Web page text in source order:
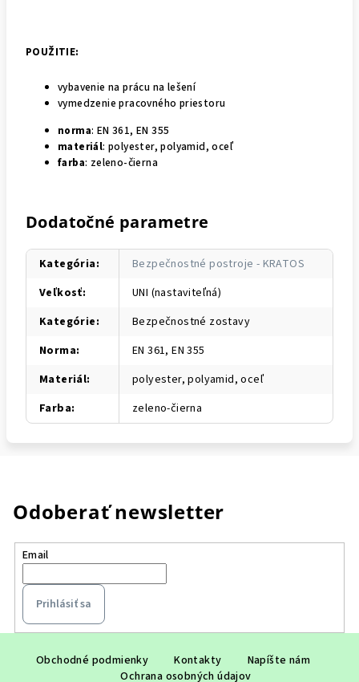
POUŽITIE:
vybavenie na prácu na lešení
vymedzenie pracovného priestoru
norma: EN 361, EN 355
materiál: polyester, polyamid, oceľ
farba: zeleno-čierna
Dodatočné parametre
Kategória:
Bezpečnostné postroje - KRATOS
Veľkosť:
UNI (nastaviteľná)
Kategórie:
Bezpečnostné zostavy
Norma:
EN 361, EN 355
Materiál:
polyester, polyamid, oceľ
Farba: zeleno-čierna
Odoberať newsletter
Email
Prihlásiť sa
Obchodné podmienky Kontakty
Napíšte nám
Ochrana osobných údajov